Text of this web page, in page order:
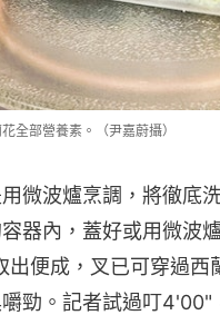
全部營養素。（尹嘉蔚攝）
微波爐烹調，將徹底
器內，蓋好或用微波
便成，叉已可穿過西
勁。記者試過叮